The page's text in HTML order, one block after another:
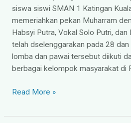
siswa siswi SMAN 1 Katingan
memeriahkan pekan Muharram
Habsyi Putra, Vokal Solo Putri, dan
telah dselenggarakan pada 28
lomba dan pawai tersebut diikuti
berbagai kelompok masyarakat di
Read More »